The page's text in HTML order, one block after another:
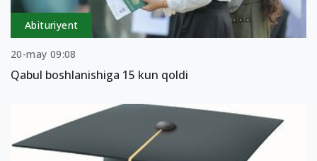
Abituriyent
20-may 09:08
Qabul boshlanishiga 15 kun qoldi